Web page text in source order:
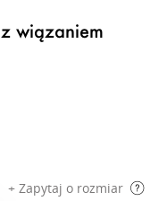
wiązaniem
+ Zapytaj o rozmiar